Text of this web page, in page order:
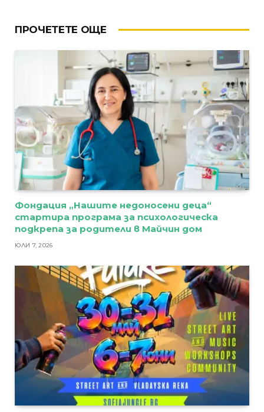
ПРОЧЕТЕТЕ ОЩЕ
Фондация „Нашите недоносени деца“
стартира програма за психологическа
подкрепа за родители в Майчин дом
ЮЛИ 7, 2026